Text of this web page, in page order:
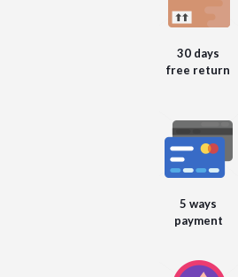
30 days
free return
5 ways
payment